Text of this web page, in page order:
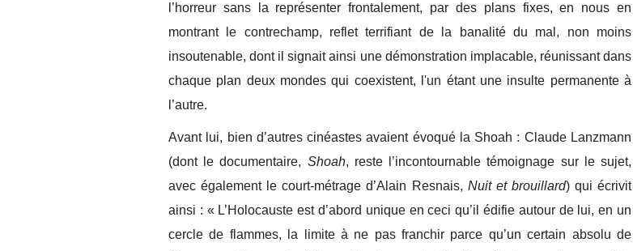
l’horreur sans la représenter frontalement, par des plans fixes, en nous en
montrant le contrechamp, reflet terrifiant de la banalité du mal, non moins
insoutenable, dont il signait ainsi une démonstration implacable, réunissant dans
chaque plan deux mondes qui coexistent, l'un étant une insulte permanente à
l’autre.
Avant lui, bien d’autres cinéastes avaient évoqué la Shoah : Claude Lanzmann
(dont le documentaire, Shoah, reste l’incontournable témoignage sur le sujet,
avec également le court-métrage d’Alain Resnais, Nuit et brouillard) qui écrivit
ainsi : « L’Holocauste est d’abord unique en ceci qu’il édifie autour de lui, en un
cercle de flammes, la limite à ne pas franchir parce qu’un certain absolu de